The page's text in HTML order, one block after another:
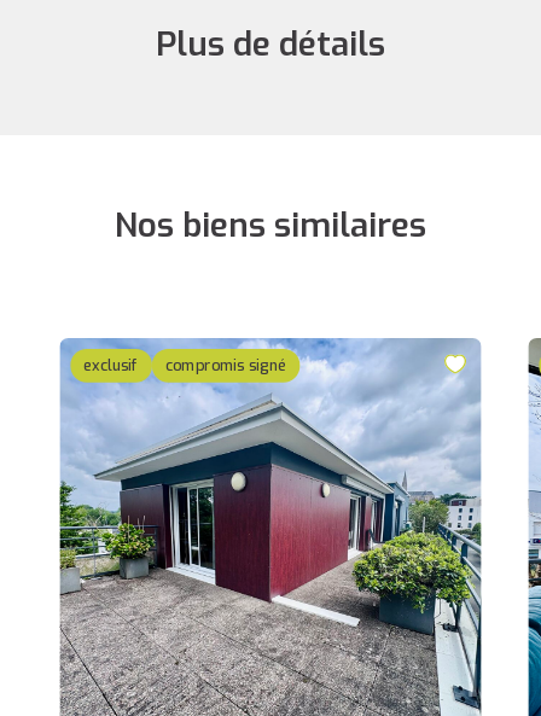
Plus de détails
Nos biens similaires
exclusif compromis signé